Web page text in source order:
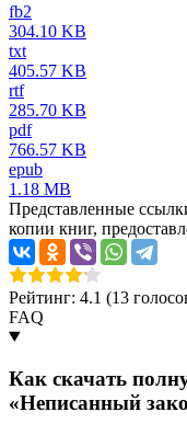
fb2
304.10 KB
txt
405.57 KB
rtf
285.70 KB
pdf
766.57 KB
epub
1.18 MB
Представленные
копии книг,
Рейтинг: 4.1 (13
FAQ
Как скачать
«Неписанный